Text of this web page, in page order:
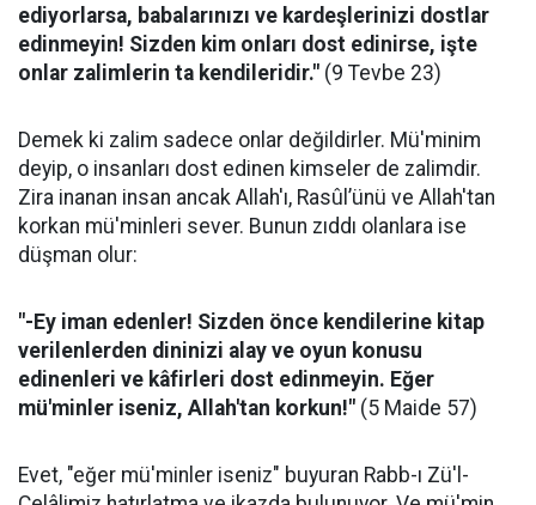
ediyorlarsa, babalarınızı ve kardeşlerinizi dostlar
edinmeyin! Sizden kim onları dost edinirse, işte
onlar zalimlerin ta kendileridir." (9 Tevbe 23)
Demek ki zalim sadece onlar değildirler. Mü'minim
deyip, o insanları dost edinen kimseler de zalimdir.
Zira inanan insan ancak Allah'ı, Rasûl’ünü ve Allah'tan
korkan mü'minleri sever. Bunun zıddı olanlara ise
düşman olur:
"-Ey iman edenler! Sizden önce kendilerine kitap
verilenlerden dininizi alay ve oyun konusu
edinenleri ve kâfirleri dost edinmeyin. Eğer
mü'minler iseniz, Allah'tan korkun!" (5 Maide 57)
Evet, "eğer mü'minler iseniz" buyuran Rabb-ı Zü'l-